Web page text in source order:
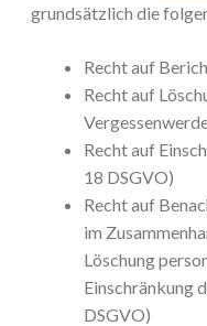
grundsätzlich die
Recht auf
Recht auf
Recht auf
18 DSGVO)
Recht auf
im
Löschung
Einschränkung
DSGVO)